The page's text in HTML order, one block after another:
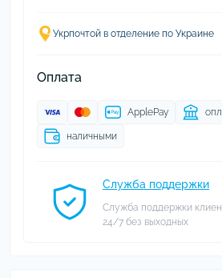
Укрпочтой в отделение по Украине
Оплата
ApplePay
наличными
Служба поддержки
Служба поддержки
24/7 без выходных